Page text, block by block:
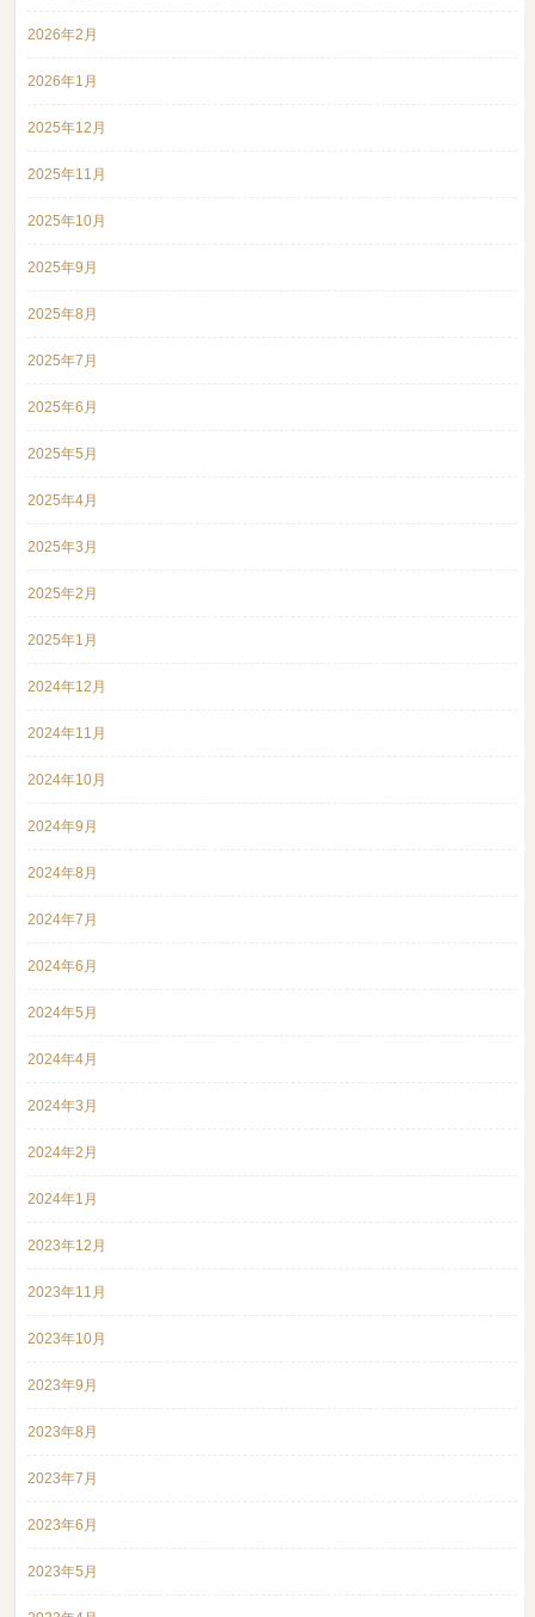
2026年2月
2026年1月
2025年12月
2025年11月
2025年10月
2025年9月
2025年8月
2025年7月
2025年6月
2025年5月
2025年4月
2025年3月
2025年2月
2025年1月
2024年12月
2024年11月
2024年10月
2024年9月
2024年8月
2024年7月
2024年6月
2024年5月
2024年4月
2024年3月
2024年2月
2024年1月
2023年12月
2023年11月
2023年10月
2023年9月
2023年8月
2023年7月
2023年6月
2023年5月